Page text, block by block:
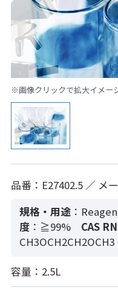
※画像クリックで拡大イメー
品番：E27402.5 ／ メ
規格・用途 ：
度 ：≧99% CAS RN
CH3OCH2CH2OCH3
容量：2.5L